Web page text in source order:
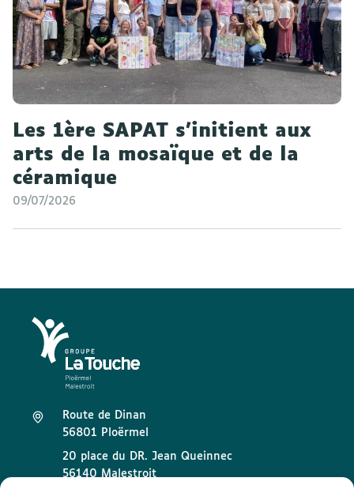
Les 1ère SAPAT s'initient aux
arts de la mosaïque et de la
céramique
09/07/2026
Route de Dinan
56801 Ploërmel
20 place du DR. Jean Queinnec
56140 Malestroit